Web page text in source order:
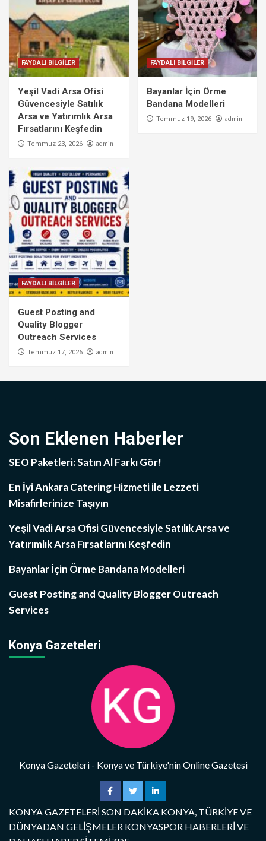
FAYDALI BİLGİLER
Yeşil Vadi Arsa Ofisi
Güvencesiyle Satılık
Arsa ve Yatırımlık Arsa
Fırsatlarını Keşfedin
Temmuz 23, 2026 admin
FAYDALI BİLGİLER
Bayanlar İçin Örme
Bandana Modelleri
Temmuz 19, 2026 admin
FAYDALI BİLGİLER
Guest Posting and
Quality Blogger
Outreach Services
Temmuz 17, 2026 admin
Son Eklenen Haberler
SEO Paketleri: Satın Al Farkı Gör!
En İyi Ankara Catering Hizmeti ile Lezzeti
Misafirlerinize Taşıyın
Yeşil Vadi Arsa Ofisi Güvencesiyle Satılık Arsa ve
Yatırımlık Arsa Fırsatlarını Keşfedin
Bayanlar İçin Örme Bandana Modelleri
Guest Posting and Quality Blogger Outreach
Services
Konya Gazeteleri
Konya Gazeteleri - Konya ve Türkiye'nin Online Gazetesi
KONYA GAZETELERİ SON DAKİKA KONYA, TÜRKİYE VE
DÜNYADAN GELİŞMELER KONYASPOR HABERLERİ VE